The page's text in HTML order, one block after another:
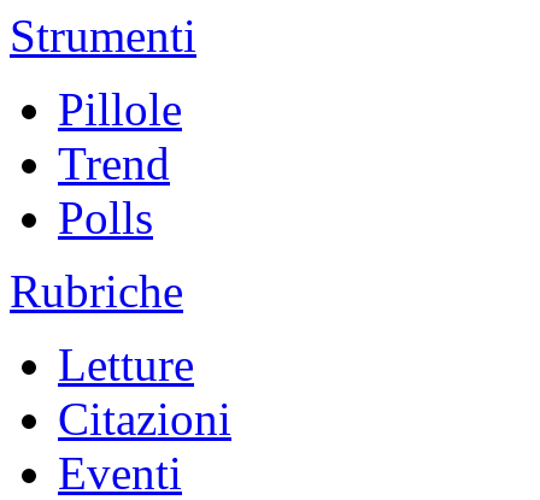
Strumenti
Pillole
Trend
Polls
Rubriche
Letture
Citazioni
Eventi